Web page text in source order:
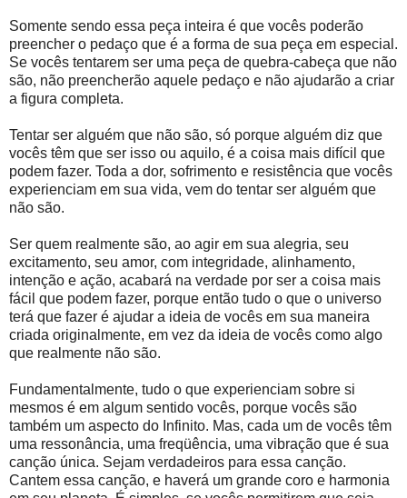
Somente sendo essa peça inteira é que vocês poderão
preencher o pedaço que é a forma de sua peça em especial.
Se vocês tentarem ser uma peça de quebra-cabeça que não
são, não preencherão aquele pedaço e não ajudarão a criar
a figura completa.
Tentar ser alguém que não são, só porque alguém diz que
vocês têm que ser isso ou aquilo, é a coisa mais difícil que
podem fazer. Toda a dor, sofrimento e resistência que vocês
experienciam em sua vida, vem do tentar ser alguém que
não são.
Ser quem realmente são, ao agir em sua alegria, seu
excitamento, seu amor, com integridade, alinhamento,
intenção e ação, acabará na verdade por ser a coisa mais
fácil que podem fazer, porque então tudo o que o universo
terá que fazer é ajudar a ideia de vocês em sua maneira
criada originalmente, em vez da ideia de vocês como algo
que realmente não são.
Fundamentalmente, tudo o que experienciam sobre si
mesmos é em algum sentido vocês, porque vocês são
também um aspecto do Infinito. Mas, cada um de vocês têm
uma ressonância, uma freqüência, uma vibração que é sua
canção única. Sejam verdadeiros para essa canção.
Cantem essa canção, e haverá um grande coro e harmonia